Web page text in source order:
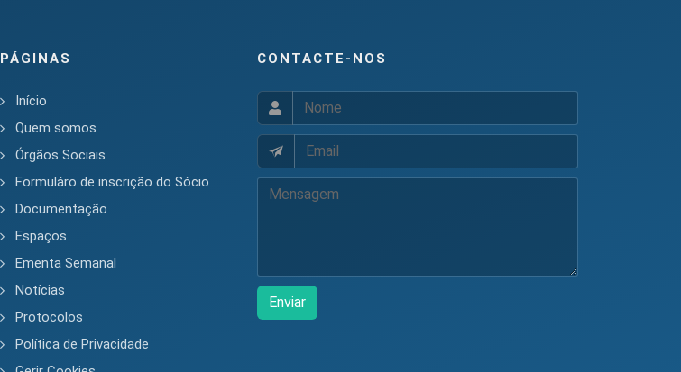
PÁGINAS
Início
Quem somos
Órgãos Sociais
Formuláro de inscrição do Sócio
Documentação
Espaços
Ementa Semanal
Notícias
Protocolos
Política de Privacidade
CONTACTE-NOS
Enviar